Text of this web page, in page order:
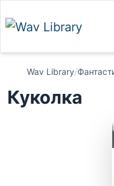
Wav Library/
Куколка